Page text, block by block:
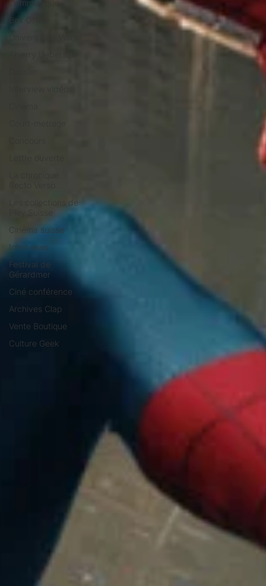
Communiqué
Box Office
Les collections de
Cinéma suisse
Interviews
Festival de
Gérardmer
Ciné conférence
Archives Clap
Vente Boutique
Culture Geek